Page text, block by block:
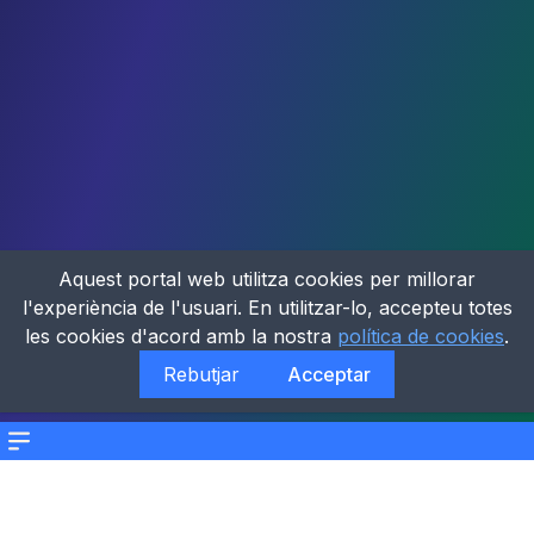
Menu
Aquest portal web utilitza cookies per millorar
l'experiència de l'usuari. En utilitzar-lo, accepteu totes
les cookies d'acord amb la nostra política de cookies.
Rebutjar
Acceptar